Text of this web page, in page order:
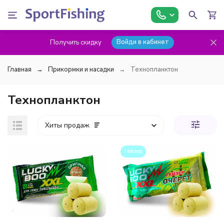
Получить скидку Войди в кабинет
Главная Прикормки и насадки Технопланктон
Технопланктон
Хиты продаж
покупателей
гейзер